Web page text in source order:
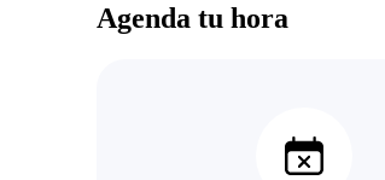
Agenda tu hora